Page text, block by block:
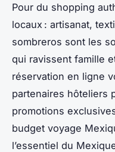
Pour du shopping
locaux : artisanat,
sombreros sont les
qui ravissent famille
réservation en ligne
partenaires hôteliers
promotions
budget voyage
l’essentiel du